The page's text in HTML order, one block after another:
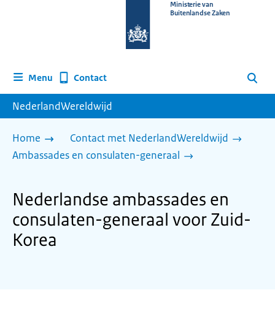
homepage
Ministerie van
Buitenlandse Zaken
Menu Contact Zoeken
NederlandWereldwijd
Home
Contact met NederlandWereldwijd
Ambassades en consulaten-generaal
Nederlandse ambassades en
consulaten-generaal voor Zuid-
Korea